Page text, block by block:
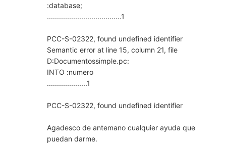
:database;
.....................................1
PCC-S-02322, found undefined identifier
Semantic error at line 15, column 21, file
D:Documentossimple.pc:
INTO :numero
....................1
PCC-S-02322, found undefined identifier
Agadesco de antemano cualquier ayuda que
puedan darme.